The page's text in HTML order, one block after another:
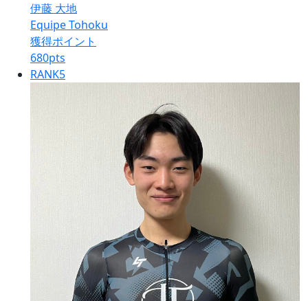
伊藤 大地
Equipe Tohoku
獲得ポイント
680pts
RANK5